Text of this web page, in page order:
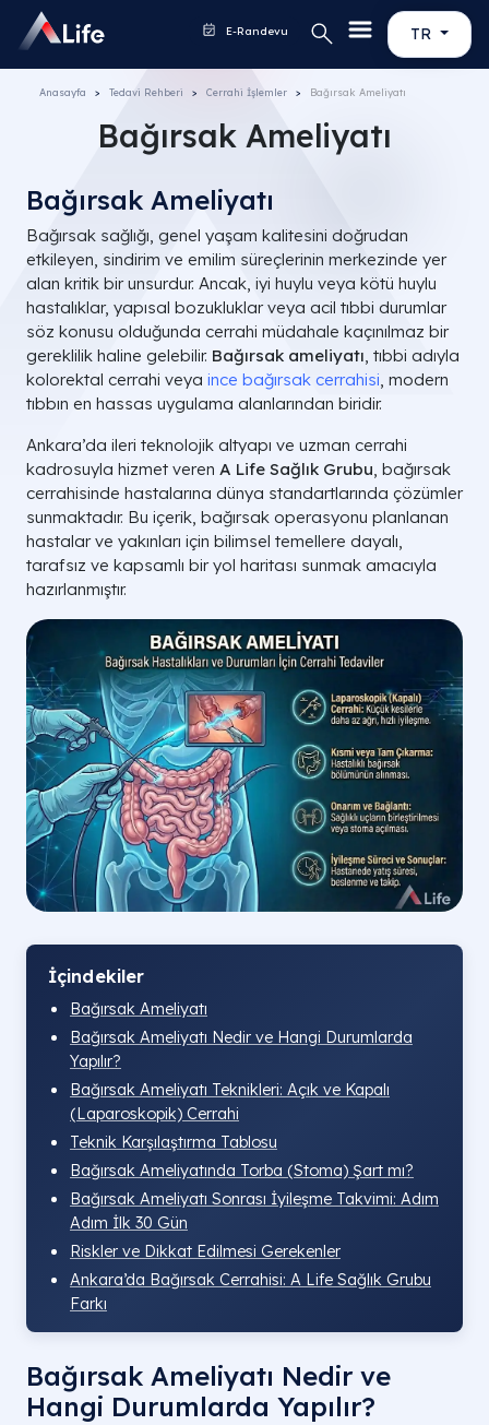
TR
E-Randevu
Anasayfa Tedavi Rehberi Cerrahi İşlemler Bağırsak Ameliyatı
Bağırsak Ameliyatı
Bağırsak Ameliyatı
Bağırsak sağlığı, genel yaşam kalitesini doğrudan
etkileyen, sindirim ve emilim süreçlerinin merkezinde yer
alan kritik bir unsurdur. Ancak, iyi huylu veya kötü huylu
hastalıklar, yapısal bozukluklar veya acil tıbbi durumlar
söz konusu olduğunda cerrahi müdahale kaçınılmaz bir
gereklilik haline gelebilir. Bağırsak ameliyatı, tıbbi adıyla
kolorektal cerrahi veya ince bağırsak cerrahisi, modern
tıbbın en hassas uygulama alanlarından biridir.
Ankara’da ileri teknolojik altyapı ve uzman cerrahi
kadrosuyla hizmet veren A Life Sağlık Grubu, bağırsak
cerrahisinde hastalarına dünya standartlarında çözümler
sunmaktadır. Bu içerik, bağırsak operasyonu planlanan
hastalar ve yakınları için bilimsel temellere dayalı,
tarafsız ve kapsamlı bir yol haritası sunmak amacıyla
hazırlanmıştır.
İçindekiler
Bağırsak Ameliyatı
Bağırsak Ameliyatı Nedir ve Hangi Durumlarda
Yapılır?
Bağırsak Ameliyatı Teknikleri: Açık ve Kapalı
(Laparoskopik) Cerrahi
Teknik Karşılaştırma Tablosu
Bağırsak Ameliyatında Torba (Stoma) Şart mı?
Bağırsak Ameliyatı Sonrası İyileşme Takvimi: Adım
Adım İlk 30 Gün
Riskler ve Dikkat Edilmesi Gerekenler
Ankara’da Bağırsak Cerrahisi: A Life Sağlık Grubu
Farkı
Bağırsak Ameliyatı Nedir ve
Hangi Durumlarda Yapılır?